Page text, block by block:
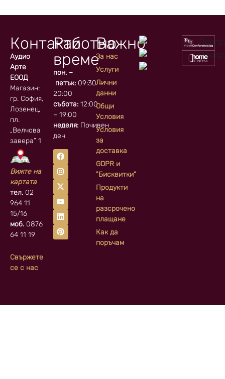
Контакти
Аудио
Арте
ЕООД
Магазин:
гр. София, кв.
Лозенец,
пл.
„Велчова
завера” 1
Вижте на
картата
тел. 02
964 11
15/16
моб. 0876
64 11 19
Свържете
се с нас
Работно
време
пон. –
петък:09:30 –
20:00
събота:12:00
– 19:00
неделя:Почивен
ден
Важно
За нас
Услуги
Лични
данни
Общи
Условия
Условия
за
доставка
GDPR и
"Бисквитки"
Продукти
на
разсрочено
плащане
Как да
поръчам